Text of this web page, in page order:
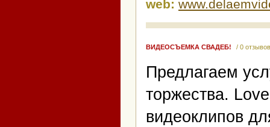
web:
ВИДЕОСЪЕМКА СВАДЕБ! / 0 отзывов
Предлагаем
торжества.
видеоклипов